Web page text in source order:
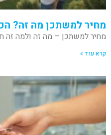
מחיר למשתכן מה זה?
מחיר למשתכן – מה זה ולמה
קרא עוד »